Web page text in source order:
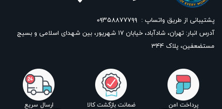
پشتیبانی از طریق واتساپ : ۰۹۳۵۸۸۷۷۷۹۹
آدرس انبار: تهران، شادآباد، خیابان ١٧ شهریور، بین شهدای اسلامی و بسیج
مستضعفین، پلاک 344
پرداخت امن ضمانت بازگشت کالا ارسال سریع